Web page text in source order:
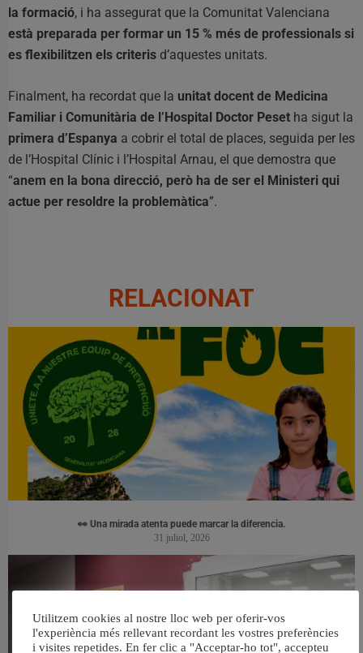
la formació, i ha assegurat que la Comunitat Valenciana
està preparada per formar un 15 % més de professionals si
es flexibilitzen els criteris d’aquestes unitats.
Finalment, ha recordat que la unitat docent de Medicina
Familiar i Comunitària de l’Hospital Doctor Peset ha sigut la
primera d’Espanya a cobrir el total de places, seguida per les
de l’Hospital Clínic i l’Hospital Arnau, el que demostra que
“anem en la bona direcció, però ha de ser el Ministeri qui
actue per resoldre la problemàtica”.
RELACIONAT
👀 Una mirada atenta puede marcar la diferencia.
31 juliol, 2026
Utilitzem cookies al nostre lloc web per oferir-vos
l'experiència més rellevant recordant les vostres preferències
i visites repetides. En fer clic a "Acceptar-ho tot", accepteu